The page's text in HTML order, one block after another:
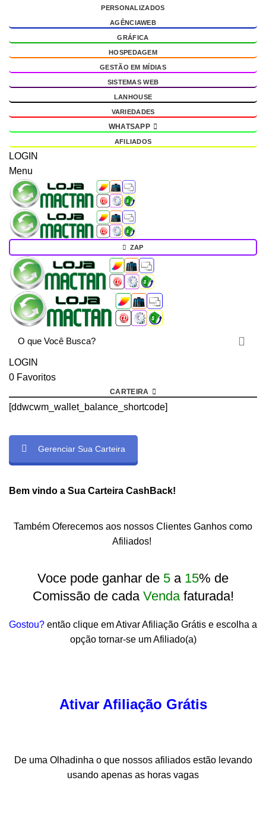
PERSONALIZADOS
AGÊNCIAWEB
GRÁFICA
HOSPEDAGEM
GESTÃO EM MÍDIAS
SISTEMAS WEB
LANHOUSE
VARIEDADES
WHATSAPP
AFILIADOS
LOGIN
Menu
ZAP
LOGIN
0 Favoritos
CARTEIRA
[ddwcwm_wallet_balance_shortcode]
Gerenciar Sua Carteira
Bem vindo a Sua Carteira CashBack!
Também Oferecemos aos nossos Clientes Ganhos como
Afiliados!
Voce pode ganhar de 5 a 15% de
Comissão de cada Vendafaturada!
Gostou? então clique em Ativar Afiliação Grátis e escolha a
opção tornar-se um Afiliado(a)
Ativar Afiliação Grátis
De uma Olhadinha o que nossos afiliados estão levando
usando apenas as horas vagas